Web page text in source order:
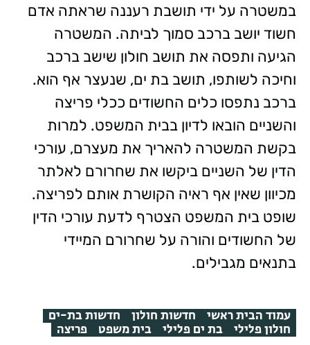
במשטרה על ידי תושבת רעננה שראתה אדם
חשוד יושב ברכב סמוך לביתה. המשטרה
הגיעה ותפסה את תושב חולון שישב ברכב
וחיכה לשותפו, תושב בת ים, שנעצר אף הוא.
ברכב נתפסו כלים החשודים ככלי פריצה
והשניים הובאו לדיון בבית המשפט. למרות
בקשת המשטרה להאריך את מעצרם, עורכי
הדין של השניים ביקשו את שחרורם לאלתר
מכיוון שאין אף ראיה הקושרת אותם לפריצה.
שופט בית המשפט הצטרף לדעת עורכי הדין
של החשודים והורה על שחרורם המיידי
בתנאים מגבילים.
עמוד הבית ראשי חדשות חולון חדשות בת-ים
חולון פלילי בת ים פלילי בית משפט פריצה